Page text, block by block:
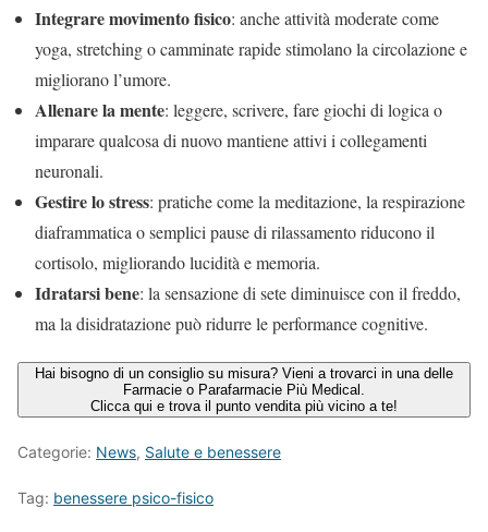
Integrare movimento fisico: anche attività moderate come
yoga, stretching o camminate rapide stimolano la circolazione e
migliorano l’umore.
Allenare la mente: leggere, scrivere, fare giochi di logica o
imparare qualcosa di nuovo mantiene attivi i collegamenti
neuronali.
Gestire lo stress: pratiche come la meditazione, la respirazione
diaframmatica o semplici pause di rilassamento riducono il
cortisolo, migliorando lucidità e memoria.
Idratarsi bene: la sensazione di sete diminuisce con il freddo,
ma la disidratazione può ridurre le performance cognitive.
Hai bisogno di un consiglio su misura? Vieni a trovarci in una delle
Farmacie o Parafarmacie Più Medical.
Clicca qui e trova il punto vendita più vicino a te!
Categorie: News, Salute e benessere
Tag: benessere psico-fisico